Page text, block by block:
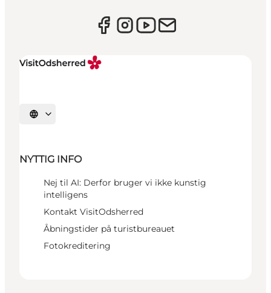
Vælg sprog
NYTTIG INFO
Nej til AI: Derfor bruger vi ikke kunstig
intelligens
Kontakt VisitOdsherred
Åbningstider på turistbureauet
Fotokreditering